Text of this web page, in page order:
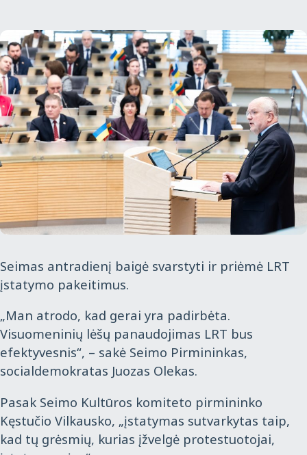
Seimas antradienį baigė svarstyti ir priėmė LRT
įstatymo pakeitimus.
„Man atrodo, kad gerai yra padirbėta.
Visuomeninių lėšų panaudojimas LRT bus
efektyvesnis“, – sakė Seimo Pirmininkas,
socialdemokratas Juozas Olekas.
Pasak Seimo Kultūros komiteto pirmininko
Kęstučio Vilkausko, „įstatymas sutvarkytas taip,
kad tų grėsmių, kurias įžvelgė protestuotojai,